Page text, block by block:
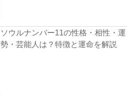
ソウルナンバー11の性格・相性・運
勢・芸能人は？特徴と運命を解説